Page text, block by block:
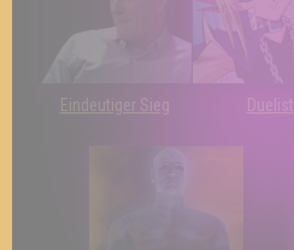
Eindeutiger Sieg Duelist